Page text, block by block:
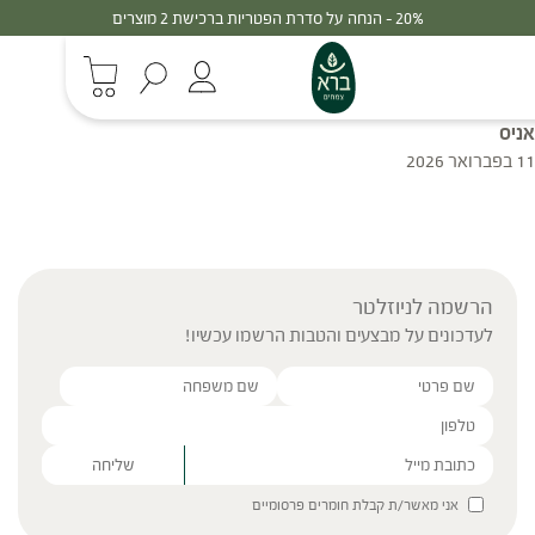
20% - הנחה על סדרת הפטריות ברכישת 2 מוצרים
אניס
11 בפברואר 2026
הרשמה לניוזלטר
לעדכונים על מבצעים והטבות הרשמו עכשיו!
Please leave this field empty.
אני מאשר/ת קבלת חומרים פרסומיים